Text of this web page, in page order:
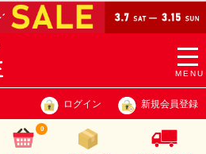
MENU
ログイン 新規会員登録
0